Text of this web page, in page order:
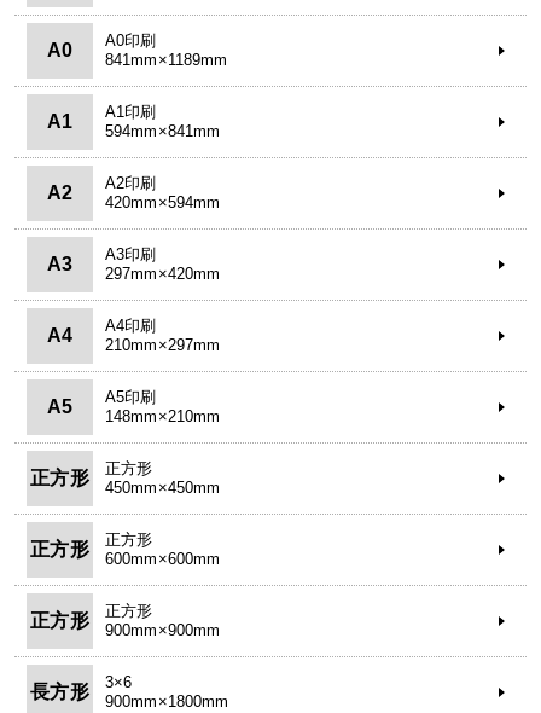
A0
A0印刷
841mm×1189mm
A1
A1印刷
594mm×841mm
A2
A2印刷
420mm×594mm
A3
A3印刷
297mm×420mm
A4
A4印刷
210mm×297mm
A5
A5印刷
148mm×210mm
正方形
正方形
450mm×450mm
正方形
正方形
600mm×600mm
正方形
正方形
900mm×900mm
長方形
3×6
900mm×1800mm